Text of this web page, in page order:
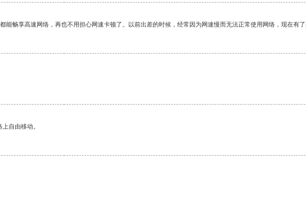
畅享高速网络，再也不用担心网速卡顿了。以前出差的时候，经常因为网速慢而无法正常使用网络，现在有了
自由移动。